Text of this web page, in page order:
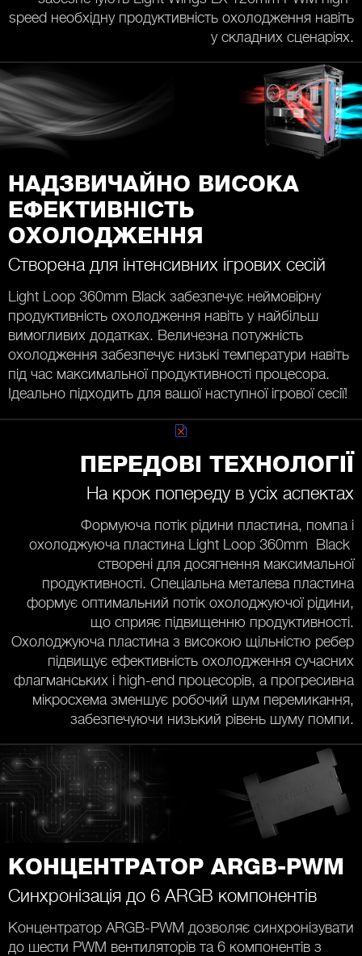
speed необхідну продуктивність охолодження навіть
у складних сценаріях.
НАДЗВИЧАЙНО ВИСОКА
ЕФЕКТИВНІСТЬ
ОХОЛОДЖЕННЯ
Створена для інтенсивних ігрових сесій
Light Loop 360mm Black забезпечує неймовірну
продуктивність охолодження навіть у найбільш
вимогливих додатках. Величезна потужність
охолодження забезпечує низькі температури навіть
під час максимальної продуктивності процесора.
Ідеально підходить для вашої наступної ігрової сесії!
ПЕРЕДОВІ ТЕХНОЛОГІЇ
На крок попереду в усіх аспектах
Формуюча потік рідини пластина, помпа і
охолоджуюча пластина Light Loop 360mm Black
створені для досягнення максимальної
продуктивності. Спеціальна металева пластина
формує оптимальний потік охолоджуючої рідини,
що сприяє підвищенню продуктивності.
Охолоджуюча пластина з високою щільністю ребер
підвищує ефективність охолодження сучасних
флагманських і high-end процесорів, а прогресивна
мікросхема зменшує робочий шум перемикання,
забезпечуючи низький рівень шуму помпи.
КОНЦЕНТРАТОР ARGB-PWM
Синхронізація до 6 ARGB компонентів
Концентратор ARGB-PWM дозволяє синхронізувати
до шести PWM вентиляторів та 6 компонентів з